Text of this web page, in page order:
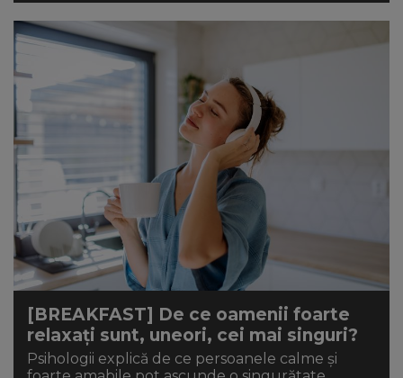
[BREAKFAST] De ce oamenii foarte
relaxați sunt, uneori, cei mai singuri?
Psihologii explică de ce persoanele calme și